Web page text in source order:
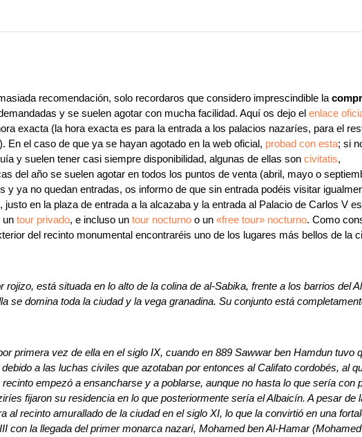
recomendación, solo recordaros que considero imprescindible la
y se suelen agotar con mucha facilidad. Aquí os dejo el enlace
exacta (la hora exacta es para la entrada a los palacios nazaríes, para el
En el caso de que ya se hayan agotado en la web oficial, probad con esta; si
y suelen tener casi siempre disponibilidad, algunas de ellas son civitatis,
del año se suelen agotar en todos los puntos de venta (abril, mayo o
ya no quedan entradas, os informo de que sin entrada podéis visitar
en la plaza de entrada a la alcazaba y la entrada al Palacio de Carlos V
un tour privado, e incluso un tour nocturno o un «free tour» nocturno. Como
del recinto monumental encontraréis uno de los lugares más bellos de la
está situada en lo alto de la colina de al-Sabika, frente a los barrios del
se domina toda la ciudad y la vega granadina. Su conjunto está
primera vez de ella en el siglo IX, cuando en 889 Sawwar ben Hamdun tuvo
a las luchas civiles que azotaban por entonces al Califato cordobés, al
empezó a ensancharse y a poblarse, aunque no hasta lo que sería con
fijaron su residencia en lo que posteriormente sería el Albaicín. A pesar de
al recinto amurallado de la ciudad en el siglo XI, lo que la convirtió en una
con la llegada del primer monarca nazarí, Mohamed ben Al-Hamar